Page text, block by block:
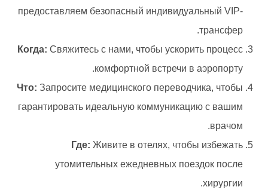
предоставляем безопасный индивидуальный VIP-
трансфер.
Когда:Свяжитесь с нами, чтобы ускорить процесс
комфортной встречи в аэропорту.
Что:Запросите медицинского переводчика, чтобы
гарантировать идеальную коммуникацию с вашим
врачом.
Где:Живите в отелях, чтобы избежать
утомительных ежедневных поездок после
хирургии.